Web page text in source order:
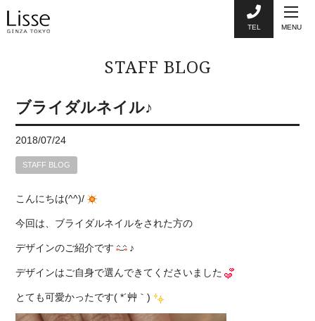
TEL MENU
STAFF BLOG
ブライダルネイル♪
2018/07/24
STAFF BLOG
こんにちは(^^)/
今回は、ブライダルネイルをされた方の
デザインのご紹介です ♪
デザインはご自身で選んできてくださいました
とても可愛かったです( *´艸｀)